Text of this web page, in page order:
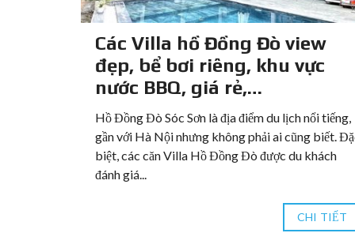
Các Villa hồ Đồng Đò view
đẹp, bể bơi riêng, khu vực
nước BBQ, giá rẻ,…
Hồ Đồng Đò Sóc Sơn là địa điểm du lịch nổi tiếng,
gần với Hà Nội nhưng không phải ai cũng biết.
biệt, các căn Villa Hồ Đồng Đò được du khách
đánh giá...
CHI TIẾT